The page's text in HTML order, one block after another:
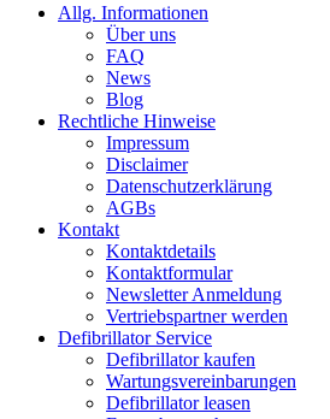
Allg. Informationen
Über uns
FAQ
News
Blog
Rechtliche Hinweise
Impressum
Disclaimer
Datenschutzerklärung
AGBs
Kontakt
Kontaktdetails
Kontaktformular
Newsletter Anmeldung
Vertriebspartner werden
Defibrillator Service
Defibrillator kaufen
Wartungsvereinbarungen
Defibrillator leasen